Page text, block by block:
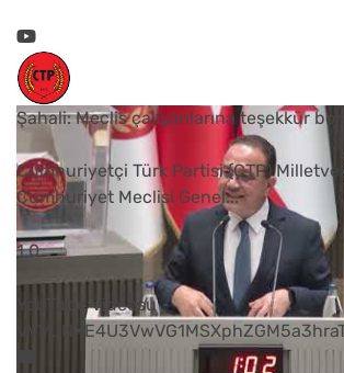
Şahali: Meclis çalışanlarına teşekkür
Cumhuriyetçi Türk Partisi (CTP)
Cumhuriyet Meclisi Genel...
1 0
YouTube Videosu